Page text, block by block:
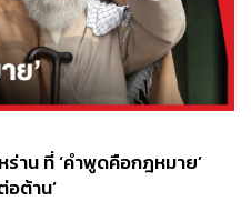
าน ที่ ‘คำพูดคือกฎหมาย’
อต้าน’